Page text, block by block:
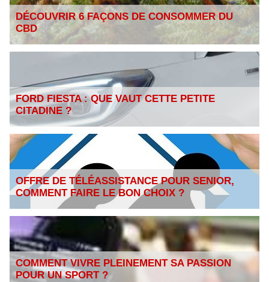
DÉCOUVRIR 6 FAÇONS DE CONSOMMER DU
CBD
FORD FIESTA : QUE VAUT CETTE PETITE
CITADINE ?
OFFRE DE TÉLÉASSISTANCE POUR SENIOR,
COMMENT FAIRE LE BON CHOIX ?
COMMENT VIVRE PLEINEMENT SA PASSION
POUR UN SPORT ?